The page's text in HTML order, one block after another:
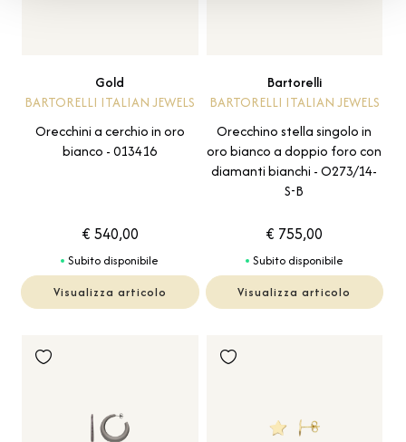
Gold
BARTORELLI ITALIAN JEWELS
Orecchini a cerchio in oro
bianco - 013416
€ 540,00
Subito disponibile
Visualizza articolo
Bartorelli
BARTORELLI ITALIAN JEWELS
Orecchino stella singolo in
oro bianco a doppio foro con
diamanti bianchi - O273/14-
S-B
€ 755,00
Subito disponibile
Visualizza articolo